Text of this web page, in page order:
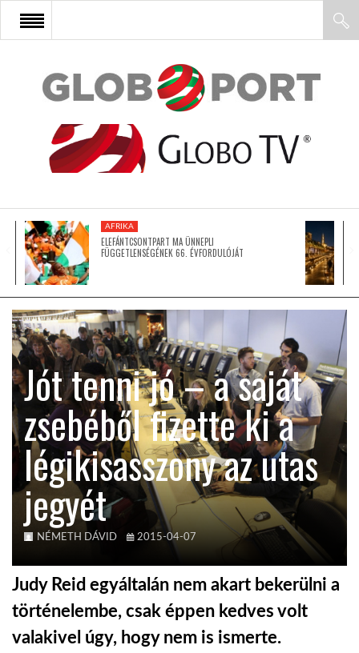
FŐOLDAL
AFRIKA
ÁZSIA
LATIN-AMERIKA
KÖZEL-KELET
AUSZTRÁLIA
A VILÁG ITTHON
AFRIKA
ELEFÁNTCSONTPART MA ÜNNEPLI
FÜGGETLENSÉGÉNEK 66. ÉVFORDULÓJÁT
Jót tenni jó – a saját
zsebéből fizette ki a
légikisasszony az utas
jegyét
NÉMETH DÁVID 2015-04-07
Judy Reid egyáltalán nem akart bekerülni a
történelembe, csak éppen kedves volt
valakivel úgy, hogy nem is ismerte.